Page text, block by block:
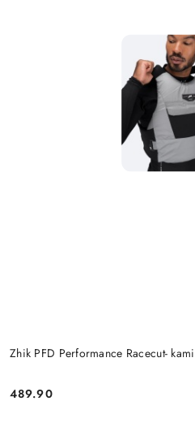
Zhik PFD Performance Racecut-
Cena:
489.90